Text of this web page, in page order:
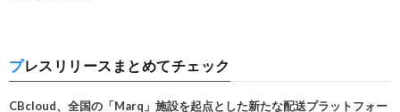
プレスリリースまとめてチェック
CBcloud、全国の「Marq」施設を起点とした新たな配送プラットフォー